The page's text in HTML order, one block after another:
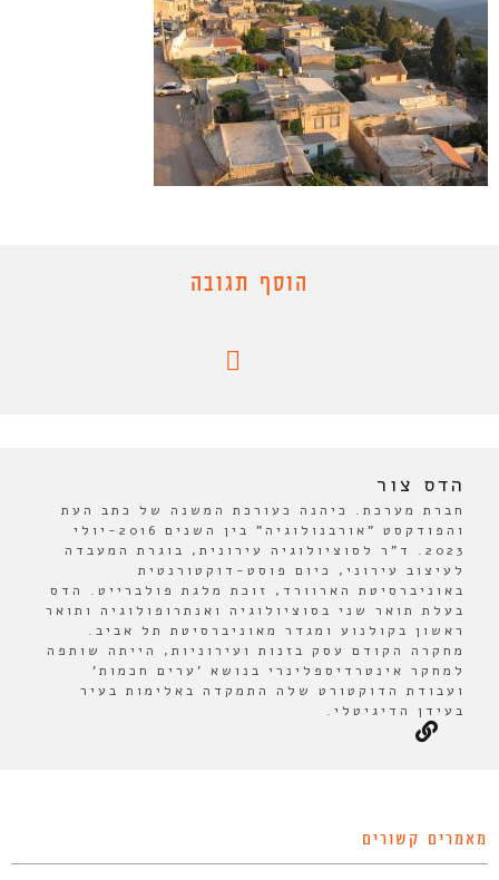
הוסף תגובה
הדס צור
חברת מערכת. כיהנה כעורכת המשנה של כתב העת
והפודקסט "אורבנולוגיה" בין השנים 2016-יולי
2023. ד"ר לסוציולוגיה עירונית, בוגרת המעבדה
לעיצוב עירוני, כיום פוסט-דוקטורנטית
באוניברסיטת הארוורד, זוכת מלגת פולברייט. הדס
בעלת תואר שני בסוציולוגיה ואנתרופולוגיה ותואר
ראשון בקולנוע ומגדר מאוניברסיטת תל אביב.
מחקרה הקודם עסק בזנות ועירוניות, הייתה שותפה
למחקר אינטרדיספלינרי בנושא 'ערים חכמות'
ועבודת הדוקטורט שלה התמקדה באלימות בעיר
בעידן הדיגיטלי.
מאמרים קשורים